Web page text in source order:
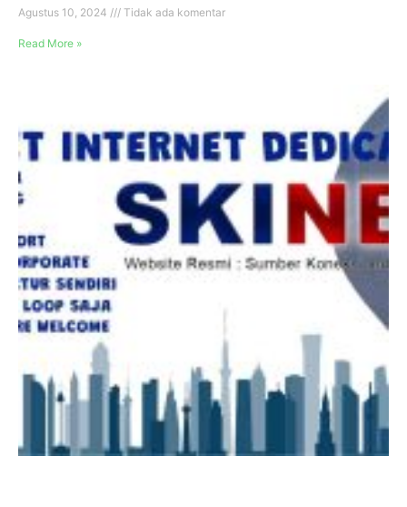
Agustus 10, 2024 Tidak ada komentar
Read More »